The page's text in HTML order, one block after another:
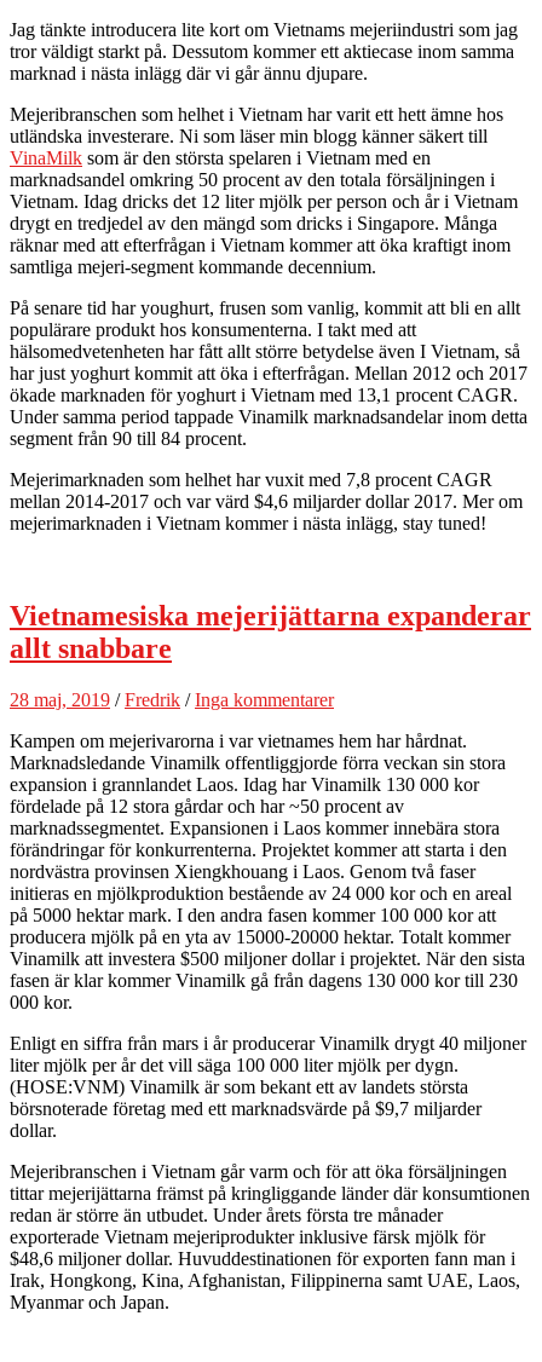
Jag tänkte introducera lite kort om Vietnams mejeriindustri som jag
tror väldigt starkt på. Dessutom kommer ett aktiecase inom samma
marknad i nästa inlägg där vi går ännu djupare.
Mejeribranschen som helhet i Vietnam har varit ett hett ämne hos
utländska investerare. Ni som läser min blogg känner säkert till
VinaMilk som är den största spelaren i Vietnam med en
marknadsandel omkring 50 procent av den totala försäljningen i
Vietnam. Idag dricks det 12 liter mjölk per person och år i Vietnam
drygt en tredjedel av den mängd som dricks i Singapore. Många
räknar med att efterfrågan i Vietnam kommer att öka kraftigt inom
samtliga mejeri-segment kommande decennium.
På senare tid har youghurt, frusen som vanlig, kommit att bli en allt
populärare produkt hos konsumenterna. I takt med att
hälsomedvetenheten har fått allt större betydelse även I Vietnam, så
har just yoghurt kommit att öka i efterfrågan. Mellan 2012 och 2017
ökade marknaden för yoghurt i Vietnam med 13,1 procent CAGR.
Under samma period tappade Vinamilk marknadsandelar inom detta
segment från 90 till 84 procent.
Mejerimarknaden som helhet har vuxit med 7,8 procent CAGR
mellan 2014-2017 och var värd $4,6 miljarder dollar 2017. Mer om
mejerimarknaden i Vietnam kommer i nästa inlägg, stay tuned!
Vietnamesiska mejerijättarna expanderar
allt snabbare
28 maj, 2019 /Fredrik /Inga kommentarer
Kampen om mejerivarorna i var vietnames hem har hårdnat.
Marknadsledande Vinamilk offentliggjorde förra veckan sin stora
expansion i grannlandet Laos. Idag har Vinamilk 130 000 kor
fördelade på 12 stora gårdar och har ~50 procent av
marknadssegmentet. Expansionen i Laos kommer innebära stora
förändringar för konkurrenterna. Projektet kommer att starta i den
nordvästra provinsen Xiengkhouang i Laos. Genom två faser
initieras en mjölkproduktion bestående av 24 000 kor och en areal
på 5000 hektar mark. I den andra fasen kommer 100 000 kor att
producera mjölk på en yta av 15000-20000 hektar. Totalt kommer
Vinamilk att investera $500 miljoner dollar i projektet. När den sista
fasen är klar kommer Vinamilk gå från dagens 130 000 kor till 230
000 kor.
Enligt en siffra från mars i år producerar Vinamilk drygt 40 miljoner
liter mjölk per år det vill säga 100 000 liter mjölk per dygn.
(HOSE:VNM) Vinamilk är som bekant ett av landets största
börsnoterade företag med ett marknadsvärde på $9,7 miljarder
dollar.
Mejeribranschen i Vietnam går varm och för att öka försäljningen
tittar mejerijättarna främst på kringliggande länder där konsumtionen
redan är större än utbudet. Under årets första tre månader
exporterade Vietnam mejeriprodukter inklusive färsk mjölk för
$48,6 miljoner dollar. Huvuddestinationen för exporten fann man i
Irak, Hongkong, Kina, Afghanistan, Filippinerna samt UAE, Laos,
Myanmar och Japan.